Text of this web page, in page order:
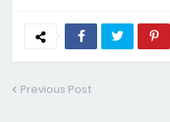
Previous Post